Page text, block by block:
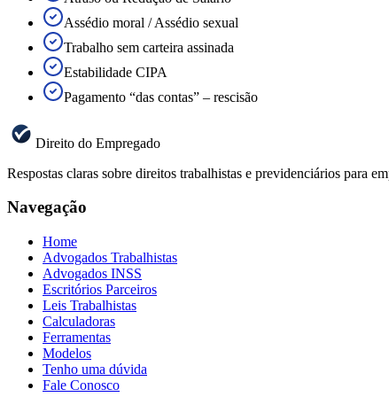
Assédio moral / Assédio sexual
Trabalho sem carteira assinada
Estabilidade CIPA
Pagamento “das contas” – rescisão
Direito do Empregado
Respostas claras sobre direitos trabalhistas e previdenciários para
Navegação
Home
Advogados Trabalhistas
Advogados INSS
Escritórios Parceiros
Leis Trabalhistas
Calculadoras
Ferramentas
Modelos
Tenho uma dúvida
Fale Conosco